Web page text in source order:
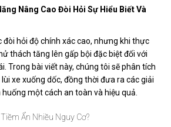
Nâng Cao Đòi Hỏi Sự Hiểu Biết Và
đòi hỏi độ chính xác cao, nhưng khi thực
thách tăng lên gấp bội đặc biệt đối với
Trong bài viết này, chúng tôi sẽ phân tích
xe xuống dốc, đồng thời đưa ra các giải
một cách an toàn và hiệu quả.
Ẩn Nhiều Nguy Cơ?